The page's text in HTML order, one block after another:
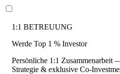
1:1 BETREUUNG
Werde Top 1 % Investor
Persönliche 1:1 Zusammenarbeit
Strategie & exklusive Co-